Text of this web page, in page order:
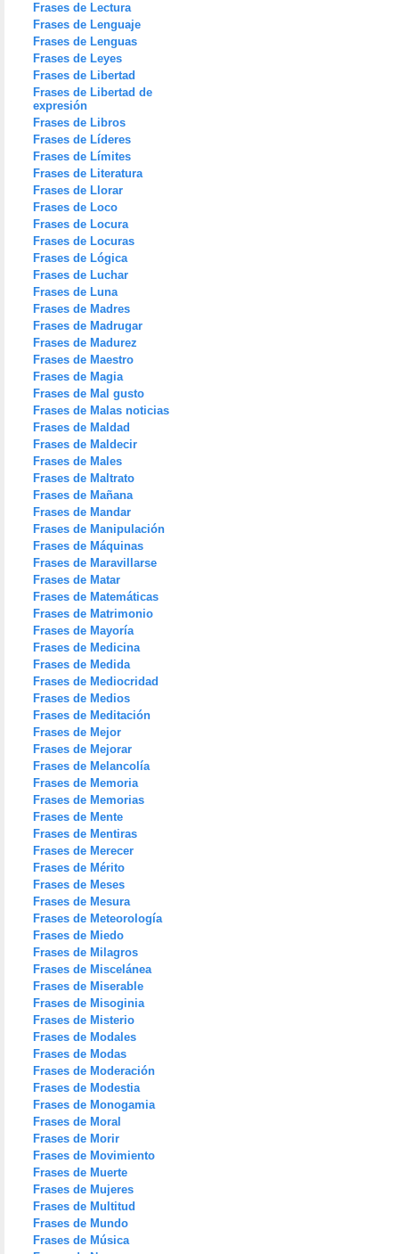
Frases de Lectura
Frases de Lenguaje
Frases de Lenguas
Frases de Leyes
Frases de Libertad
Frases de Libertad de
expresión
Frases de Libros
Frases de Líderes
Frases de Límites
Frases de Literatura
Frases de Llorar
Frases de Loco
Frases de Locura
Frases de Locuras
Frases de Lógica
Frases de Luchar
Frases de Luna
Frases de Madres
Frases de Madrugar
Frases de Madurez
Frases de Maestro
Frases de Magia
Frases de Mal gusto
Frases de Malas noticias
Frases de Maldad
Frases de Maldecir
Frases de Males
Frases de Maltrato
Frases de Mañana
Frases de Mandar
Frases de Manipulación
Frases de Máquinas
Frases de Maravillarse
Frases de Matar
Frases de Matemáticas
Frases de Matrimonio
Frases de Mayoría
Frases de Medicina
Frases de Medida
Frases de Mediocridad
Frases de Medios
Frases de Meditación
Frases de Mejor
Frases de Mejorar
Frases de Melancolía
Frases de Memoria
Frases de Memorias
Frases de Mente
Frases de Mentiras
Frases de Merecer
Frases de Mérito
Frases de Meses
Frases de Mesura
Frases de Meteorología
Frases de Miedo
Frases de Milagros
Frases de Miscelánea
Frases de Miserable
Frases de Misoginia
Frases de Misterio
Frases de Modales
Frases de Modas
Frases de Moderación
Frases de Modestia
Frases de Monogamia
Frases de Moral
Frases de Morir
Frases de Movimiento
Frases de Muerte
Frases de Mujeres
Frases de Multitud
Frases de Mundo
Frases de Música